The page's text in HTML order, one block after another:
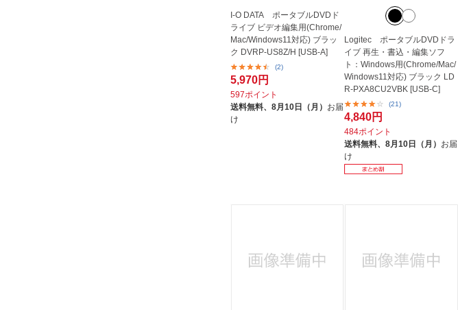
I-O DATA ポータブルDVDド
ライブ ビデオ編集用(Chrome/
Mac/Windows11対応) ブラッ
ク DVRP-US8Z/H [USB-A]
(2)
5,970円
597ポイント
送料無料、 8月10日（月） お届
け
Logitec ポータブルDVDドラ
イブ 再生・書込・編集ソフ
ト：Windows用(Chrome/Mac/
Windows11対応) ブラック LD
R-PXA8CU2VBK [USB-C]
(21)
4,840円
484ポイント
送料無料、8月10日（月） お届
け